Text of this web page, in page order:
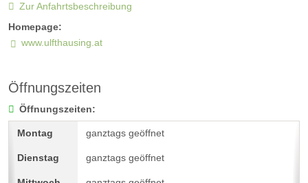
Zur Anfahrtsbeschreibung
Homepage:
www.ulfthausing.at
Öffnungszeiten
Öffnungszeiten:
ganztags geöffnet
ganztags geöffnet